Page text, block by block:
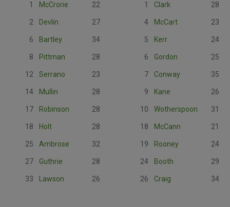
1 McCrorie 22
2 Devlin 27
6 Bartley 34
8 Pittman 28
12 Serrano 23
14 Mullin 28
17 Robinson 28
18 Holt 28
25 Ambrose 32
27 Guthrie 28
33 Lawson 26
1 Clark 28
4 McCart 23
5 Kerr 24
6 Gordon 25
7 Conway 35
9 Kane 26
10 Wotherspoon 31
18 McCann 21
19 Rooney 24
24 Booth 29
26 Craig 34